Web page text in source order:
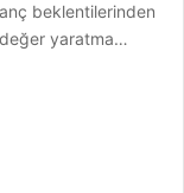
beklentilerinden
yaratma…